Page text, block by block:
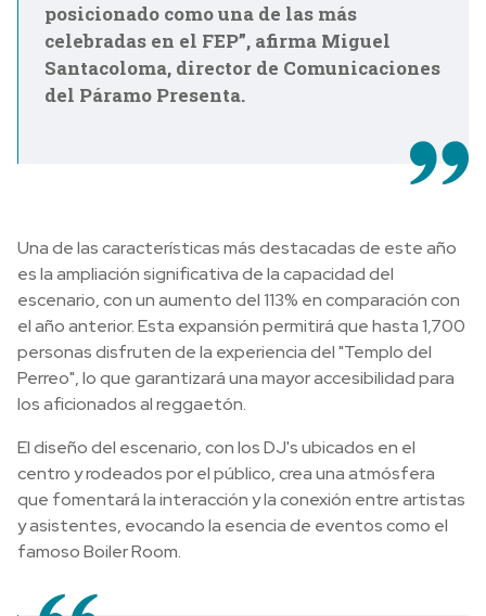
posicionado como una de las más
celebradas en el FEP”, afirma Miguel
Santacoloma, director de Comunicaciones
del Páramo Presenta.
Una de las características más destacadas de este año
es la ampliación significativa de la capacidad del
escenario, con un aumento del 113% en comparación con
el año anterior. Esta expansión permitirá que hasta 1,700
personas disfruten de la experiencia del "Templo del
Perreo", lo que garantizará una mayor accesibilidad para
los aficionados al reggaetón.
El diseño del escenario, con los DJ's ubicados en el
centro y rodeados por el público, crea una atmósfera
que fomentará la interacción y la conexión entre artistas
y asistentes, evocando la esencia de eventos como el
famoso Boiler Room.